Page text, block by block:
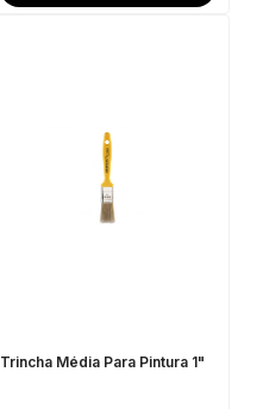
Trincha Média Para Pintura 1"